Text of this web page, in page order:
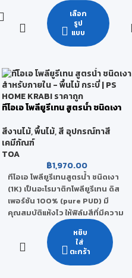
ทนร้อน เย็นได้ดี ทนสภาวะอากาศ
และรังสียูวี ไม่กรอบแตกง่าย
เนื้อเทปเหนียว ยึดเกาะดีเยี่ยม
ต้านทานแรงฉีกขาดได้ดี
100 %
ใช้งานได้ดีกับวัสดุหลากหลาย
ประเภท เช่น กระเบื้อง
เลือก
รูป
แบบ
ทีโอเอ โพลียูรีเทน สูตรน้ำ ชนิดเงา
สีงานไม้,พื้นไม้,สี อุปกรณ์ทาสี
เคมีภัณฑ์
TOA
฿1,970.00
ทีโอเอ โพลียูรีเทนสูตรน้ำ ชนิดเงา
(1K) เป็นอะโรมาติกโพลียูรีเทน ดิส
เพอร์ชัน 100% (pure PUD) มี
คุณสมบัติแห้งไว ให้ฟิล์มสีที่มีความ
เงาสูง ยึดเกาะกับเนื้อไม้ได้ดีเยี่ยม
ทนทานต่อการขัดถู การขูดขีด และ
แอลกอฮอล์ได้ดี ฟิล์มสีใส ช่วยให้ไม้
มีสีอำพันอ่อนๆ ไม่ต่างจากโพลียูรี
หยิบ
ใส่
ตะกร้า